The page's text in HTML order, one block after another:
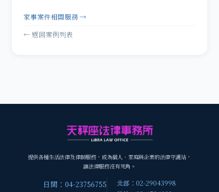
家事案件相關服務 →
← 返回案例列表
提供各種生活法律及律師服務，成為個人、家庭與企業的法律守護站，
讓法律服務沒有死角。
日間：04-23756755
北部：02-29043998